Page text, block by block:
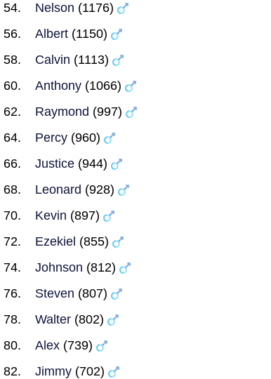
Nelson (1176)
Albert(1150)
Calvin (1113)
Anthony(1066)
Raymond (997)
Percy(960)
Justice(944)
Leonard (928)
Kevin (897)
Ezekiel (855)
Johnson (812)
Steven (807)
Walter(802)
Alex(739)
Jimmy(702)